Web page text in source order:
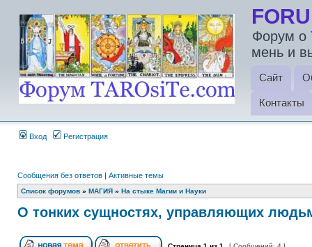
Форум о
мень и
Сайт
Контакты
Вход Регистрация
Сообщения без ответов | Активные темы
Список форумов » МАГИЯ » На стыке Магии и Науки
О тонких сущностях, управляющих